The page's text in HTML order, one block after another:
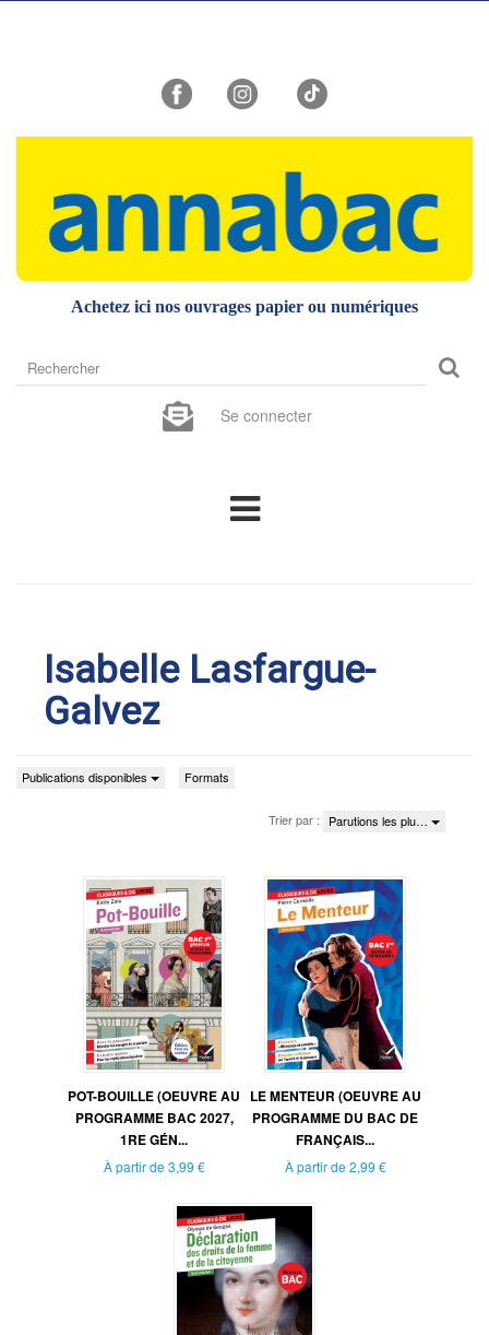
Achetez ici nos ouvrages papier ou numériques
sur
site
Se connecter
Isabelle Lasfargue-
Galvez
Publications disponibles Formats
Trier par : Parutions les plu…
POT-BOUILLE (OEUVRE AU
PROGRAMME BAC 2027,
1RE GÉN...
À partir de 3,99 €
LE MENTEUR (OEUVRE AU
PROGRAMME DU BAC DE
FRANÇAIS...
À partir de 2,99 €